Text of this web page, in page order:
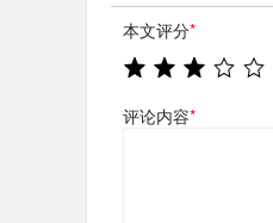
本文评分*
评论内容*